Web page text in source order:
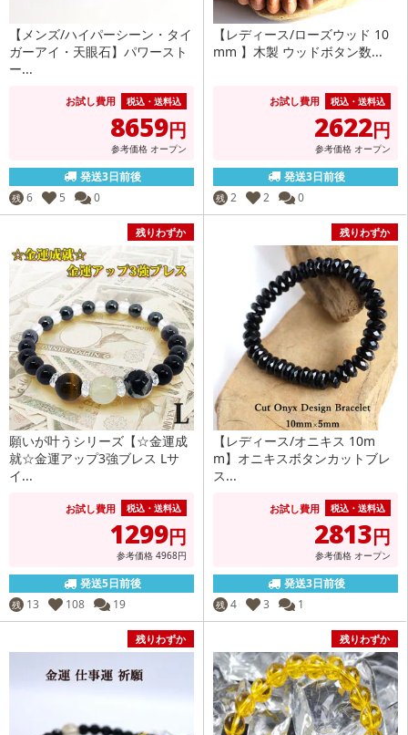
【メンズ/ハイパーシーン・タイ
ガーアイ・天眼石】パワースト
ー...
お試し費用 税込・送料込
8659円
参考価格 オープン
発送3日前後
残 6 5 0
【レディース/ローズウッド 10
mm 】木製 ウッドボタン数...
お試し費用 税込・送料込
2622円
参考価格 オープン
発送3日前後
残 2 2 0
残りわずか
願いが叶うシリーズ【☆金運成
就☆金運アップ3強ブレス Lサ
イ...
お試し費用 税込・送料込
1299円
参考価格 4968円
発送5日前後
残 13 108 19
残りわずか
【レディース/オニキス 10m
m】オニキスボタンカットブレ
ス...
お試し費用 税込・送料込
2813円
参考価格 オープン
発送3日前後
残 4 3 1
残りわずか 残りわずか